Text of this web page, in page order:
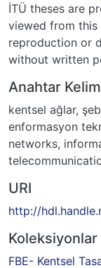
İTÜ theses are
viewed from this
reproduction or
without written
Anahtar
kentsel ağlar,
enformasyon
networks,
URI
http://
Koleksiyonlar
FBE- Kentsel